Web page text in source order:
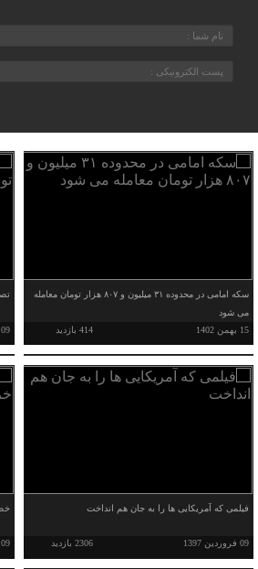
سکه امامی در محدوده ۳۱ میلیون و ۸۰۷ هزار تومان معامله
می شود
15 بهمن 1402
414 بازدید 09 فروردین 1397
فیلمی که آمریکایی ها را به جان هم انداخت
09 فروردین 1397 2306 بازدید 09 فروردین 1397